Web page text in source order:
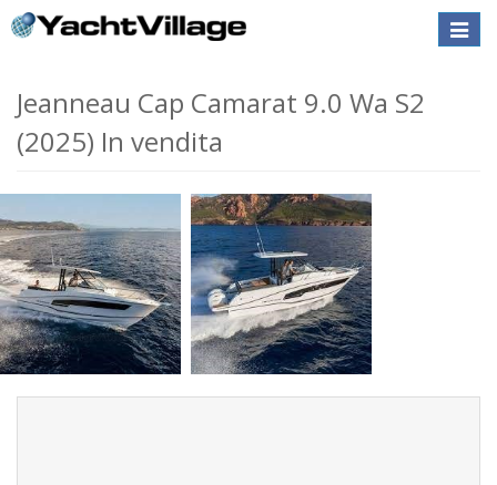
Toggle
Jeanneau Cap Camarat 9.0 Wa S2
(2025) In vendita